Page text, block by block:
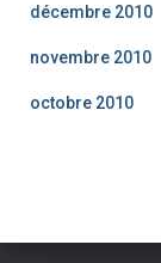
décembre 2010
novembre 2010
octobre 2010